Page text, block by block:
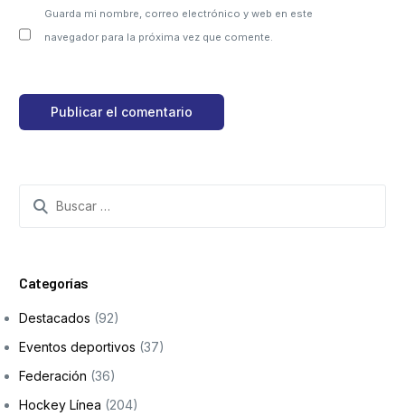
Guarda mi nombre, correo electrónico y web en este
navegador para la próxima vez que comente.
Categorías
Destacados (92)
Eventos deportivos (37)
Federación (36)
Hockey Línea (204)